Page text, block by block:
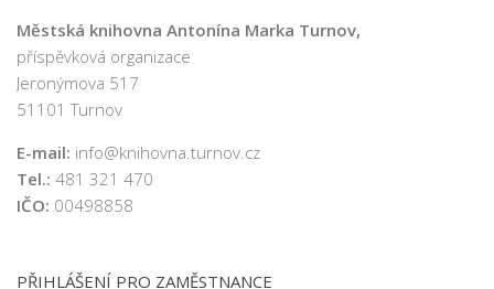
Městská knihovna Antonína Marka Turnov,
příspěvková organizace
Jeronýmova 517
51101 Turnov
E-mail: info@knihovna.turnov.cz
Tel.: 481 321 470
IČO: 00498858
PŘIHLÁŠENÍ PRO ZAMĚSTNANCE